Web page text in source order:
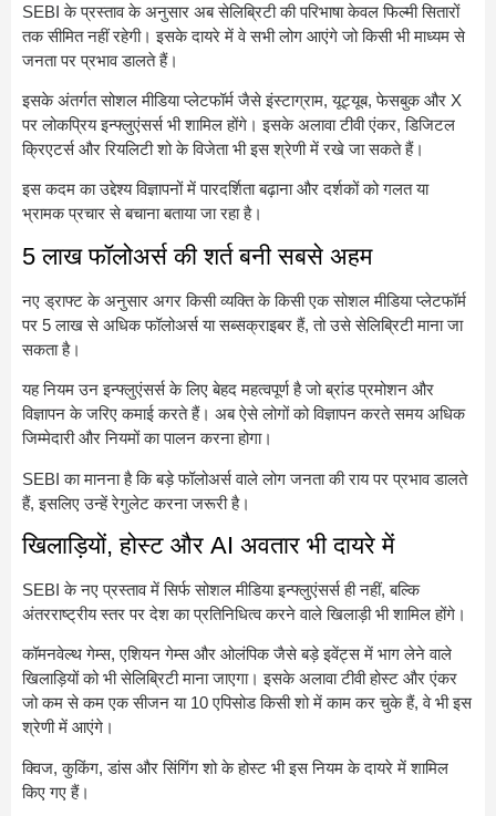
SEBI के प्रस्ताव के अनुसार अब सेलिब्रिटी की परिभाषा केवल फिल्मी सितारों
तक सीमित नहीं रहेगी। इसके दायरे में वे सभी लोग आएंगे जो किसी भी माध्यम से
जनता पर प्रभाव डालते हैं।
इसके अंतर्गत सोशल मीडिया प्लेटफॉर्म जैसे इंस्टाग्राम, यूट्यूब, फेसबुक और X
पर लोकप्रिय इन्फ्लुएंसर्स भी शामिल होंगे। इसके अलावा टीवी एंकर, डिजिटल
क्रिएटर्स और रियलिटी शो के विजेता भी इस श्रेणी में रखे जा सकते हैं।
इस कदम का उद्देश्य विज्ञापनों में पारदर्शिता बढ़ाना और दर्शकों को गलत या
भ्रामक प्रचार से बचाना बताया जा रहा है।
5 लाख फॉलोअर्स की शर्त बनी सबसे अहम
नए ड्राफ्ट के अनुसार अगर किसी व्यक्ति के किसी एक सोशल मीडिया प्लेटफॉर्म
पर 5 लाख से अधिक फॉलोअर्स या सब्सक्राइबर हैं, तो उसे सेलिब्रिटी माना जा
सकता है।
यह नियम उन इन्फ्लुएंसर्स के लिए बेहद महत्वपूर्ण है जो ब्रांड प्रमोशन और
विज्ञापन के जरिए कमाई करते हैं। अब ऐसे लोगों को विज्ञापन करते समय अधिक
जिम्मेदारी और नियमों का पालन करना होगा।
SEBI का मानना है कि बड़े फॉलोअर्स वाले लोग जनता की राय पर प्रभाव डालते
हैं, इसलिए उन्हें रेगुलेट करना जरूरी है।
खिलाड़ियों, होस्ट और AI अवतार भी दायरे में
SEBI के नए प्रस्ताव में सिर्फ सोशल मीडिया इन्फ्लुएंसर्स ही नहीं, बल्कि
अंतरराष्ट्रीय स्तर पर देश का प्रतिनिधित्व करने वाले खिलाड़ी भी शामिल होंगे।
कॉमनवेल्थ गेम्स, एशियन गेम्स और ओलंपिक जैसे बड़े इवेंट्स में भाग लेने वाले
खिलाड़ियों को भी सेलिब्रिटी माना जाएगा। इसके अलावा टीवी होस्ट और एंकर
जो कम से कम एक सीजन या 10 एपिसोड किसी शो में काम कर चुके हैं, वे भी इस
श्रेणी में आएंगे।
क्विज, कुकिंग, डांस और सिंगिंग शो के होस्ट भी इस नियम के दायरे में शामिल
किए गए हैं।